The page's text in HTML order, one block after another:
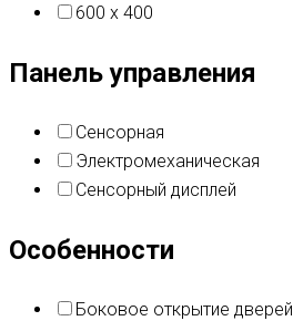
600 x 400
Панель управления
Сенсорная
Электромеханическая
Сенсорный дисплей
Особенности
Боковое открытие дверей